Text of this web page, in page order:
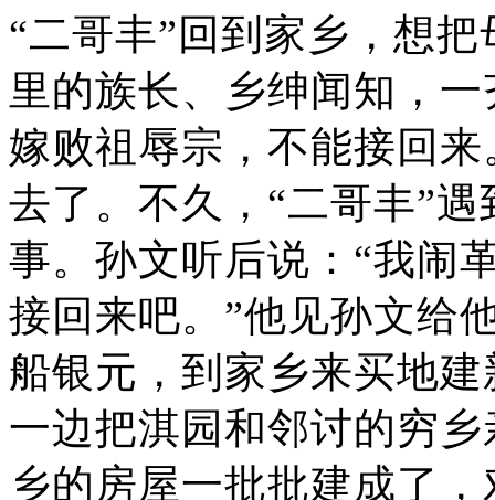
“二哥丰”回到家乡，想
里的族长、乡绅闻知，
嫁败祖辱宗，不能接回
去了。不久，“二哥丰”
事。孙文听后说：“我闹
接回来吧。”他见孙文给
船银元，到家乡来买地
一边把淇园和邻讨的穷
乡的房屋一批批建成了